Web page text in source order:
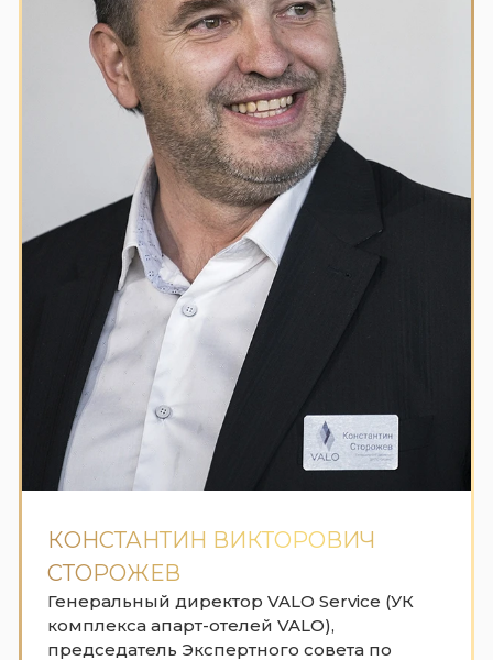
КОНСТАНТИН ВИКТОРОВИЧ
СТОРОЖЕВ
Генеральный директор VALO Service (УК
комплекса апарт-отелей VALO),
председатель Экспертного совета по